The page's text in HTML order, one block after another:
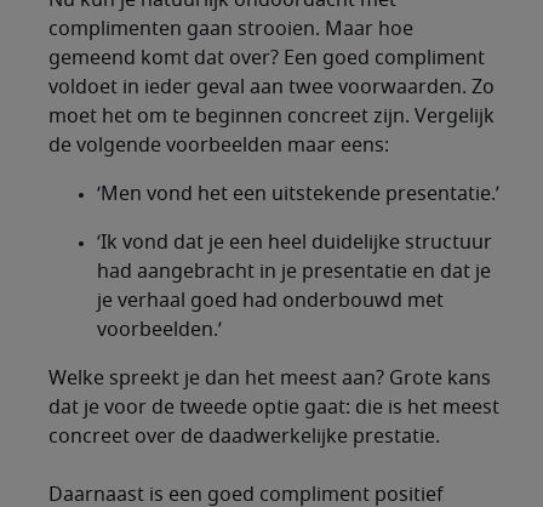
complimenten gaan strooien. Maar hoe
gemeend komt dat over? Een goed compliment
voldoet in ieder geval aan twee voorwaarden. Zo
moet het om te beginnen concreet zijn. Vergelijk
de volgende voorbeelden maar eens:
‘Men vond het een uitstekende presentatie.’
‘Ik vond dat je een heel duidelijke structuur
had aangebracht in je presentatie en dat je
je verhaal goed had onderbouwd met
voorbeelden.’
Welke spreekt je dan het meest aan? Grote kans
dat je voor de tweede optie gaat: die is het meest
concreet over de daadwerkelijke prestatie.
Daarnaast is een goed compliment positief